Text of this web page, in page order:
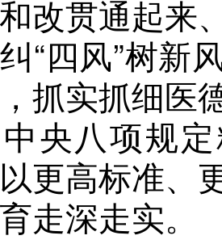
改贯通起来
“四风”树新
抓实抓细医
央八项规
更高标准、
走深走实。